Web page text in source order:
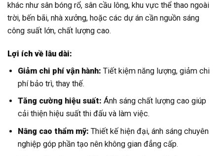
khác như sân bóng rổ, sân cầu lông, khu vực thể thao ngoài
trời, bến bãi, nhà xưởng, hoặc các dự án cần nguồn sáng
công suất lớn, chất lượng cao.
Lợi ích về lâu dài:
Giảm chi phí vận hành: Tiết kiệm năng lượng, giảm chi
phí bảo trì, thay thế.
Tăng cường hiệu suất: Ánh sáng chất lượng cao giúp
cải thiện hiệu suất thi đấu và làm việc.
Nâng cao thẩm mỹ: Thiết kế hiện đại, ánh sáng chuyên
nghiệp góp phần tạo nên không gian đẳng cấp.